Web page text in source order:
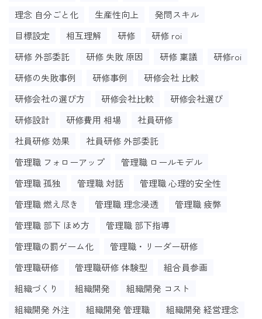
理念 自分ごと化
生産性向上
発問スキル
目標設定
相互理解 研修
研修 roi
研修 外部委託
研修 失敗 原因 研修 稟議
研修roi
研修の失敗事例
研修事例
研修会社 比較
研修会社の選び方
研修会社比較
研修会社選び
研修設計
研修費用 相場
社員研修
社員研修 効果
社員研修 外部委託
管理職 フォローアップ
管理職 ロールモデル
管理職 孤独
管理職 対話
管理職 心理的安全性
管理職 燃え尽き
管理職 理念浸透
管理職 疲弊
管理職 部下 ほめ方
管理職 部下指導
管理職の罰ゲーム化
管理職・リーダー研修
管理職研修
管理職研修 体験型
組合員参画
組織づくり
組織開発
組織開発 コスト
組織開発 外注
組織開発 管理職
組織開発 経営理念